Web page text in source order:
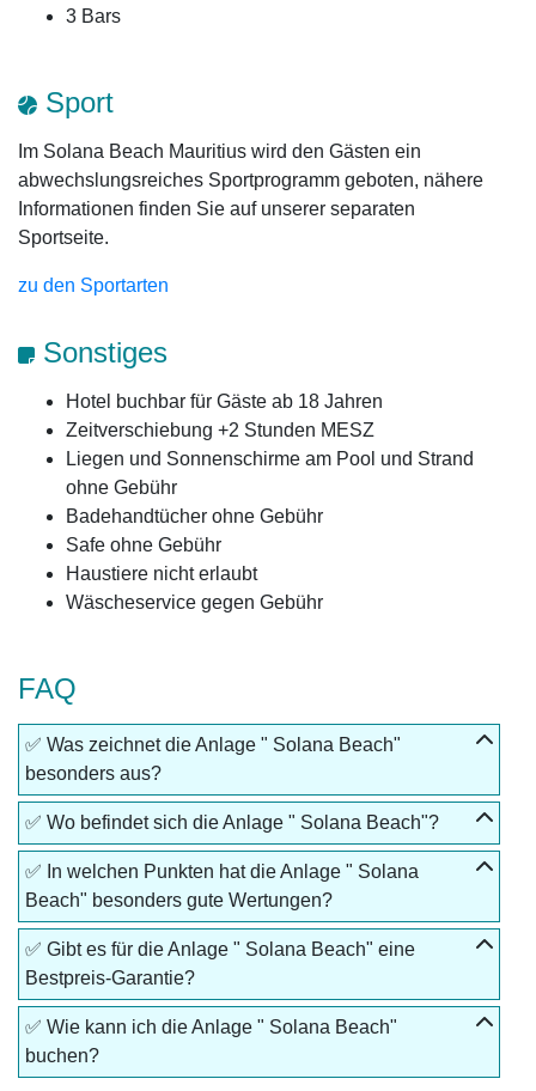
3 Bars
Sport
Im Solana Beach Mauritius wird den Gästen ein
abwechslungsreiches Sportprogramm geboten, nähere
Informationen finden Sie auf unserer separaten
Sportseite.
zu den Sportarten
Sonstiges
Hotel buchbar für Gäste ab 18 Jahren
Zeitverschiebung +2 Stunden MESZ
Liegen und Sonnenschirme am Pool und Strand
ohne Gebühr
Badehandtücher ohne Gebühr
Safe ohne Gebühr
Haustiere nicht erlaubt
Wäscheservice gegen Gebühr
FAQ
✅ Was zeichnet die Anlage " Solana Beach"
besonders aus?
✅ Wo befindet sich die Anlage " Solana Beach"?
✅ In welchen Punkten hat die Anlage " Solana
Beach" besonders gute Wertungen?
✅ Gibt es für die Anlage " Solana Beach" eine
Bestpreis-Garantie?
✅ Wie kann ich die Anlage " Solana Beach"
buchen?